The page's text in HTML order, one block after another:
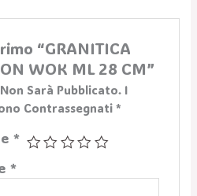
“GRANITICA
WOK ML 28 CM”
Sarà Pubblicato. I
Contrassegnati *
*
*